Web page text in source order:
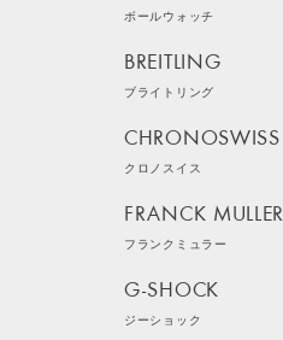
ボールウォッチ
BREITLING
ブライトリング
CHRONOSWISS
クロノスイス
FRANCK MULLER
フランクミュラー
G-SHOCK
ジーショック